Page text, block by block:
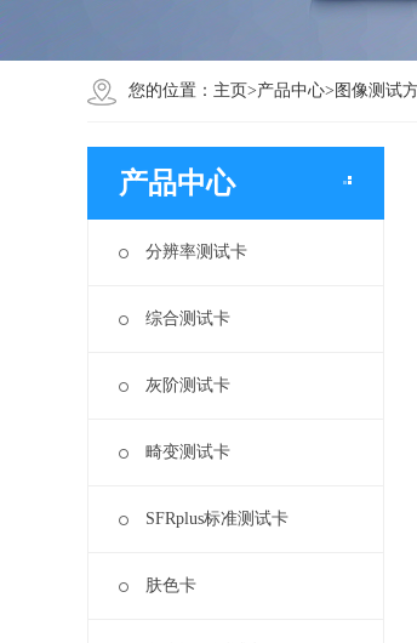
您的位置： 主页>产品中心> 图像测试
产品中心
分辨率测试卡
综合测试卡
灰阶测试卡
畸变测试卡
SFRplus标准测试卡
肤色卡